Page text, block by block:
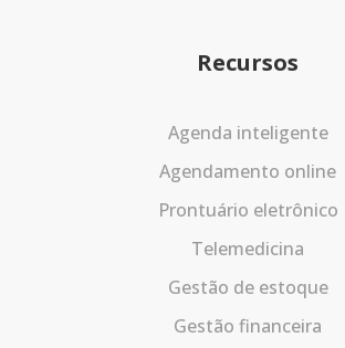
Recursos
Agenda inteligente
Agendamento online
Prontuário eletrônico
Telemedicina
Gestão de estoque
Gestão financeira